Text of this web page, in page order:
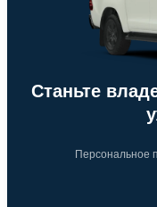
Станьте
Персональное